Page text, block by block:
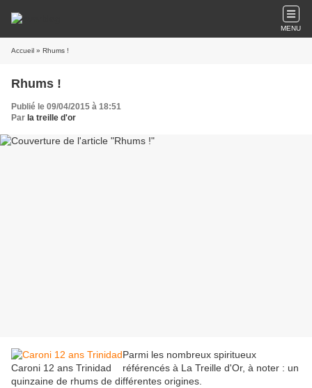
MENU
Accueil » Rhums !
Rhums !
Publié le 09/04/2015 à 18:51
Par la treille d'or
Caroni 12 ans Trinidad
Parmi les nombreux spiritueux
référencés à La Treille d'Or, à noter : un
quinzaine de rhums de différentes origines.